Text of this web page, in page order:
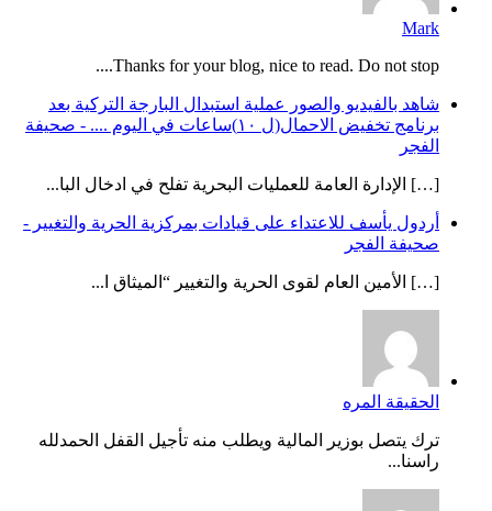
Mark
Thanks for your blog, nice to read. Do not stop....
شاهد بالفيديو والصور عملية استبدال البارجة التركية بعد
برنامج تخفيض الاحمال(ل ١٠)ساعات في اليوم .... - صحيفة
الفجر
[…] الإدارة العامة للعمليات البحرية تفلح في ادخال البا...
أردول يأسف للاعتداء على قيادات بمركزية الحرية والتغيير -
صحيفة الفجر
[…] الأمين العام لقوى الحرية والتغيير “الميثاق ا...
الحقيقة المره
ترك يتصل بوزير المالية ويطلب منه تأجيل القفل الحمدلله
راسنا...